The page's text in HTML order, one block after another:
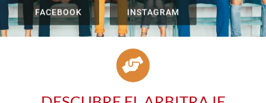
NOTICIASFACEBOOK INSTAGRAM